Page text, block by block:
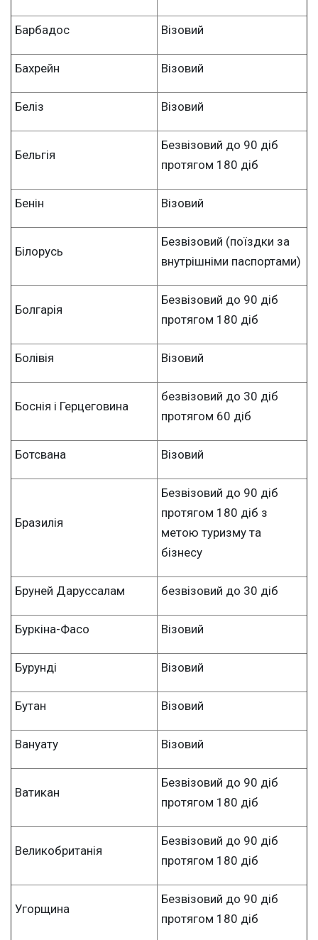
Барбадос Візовий
Бахрейн Візовий
Беліз Візовий
Бельгія
Безвізовий до 90 діб
протягом 180 діб
Бенін Візовий
Білорусь
Безвізовий (поїздки за
внутрішніми паспортами)
Болгарія
Безвізовий до 90 діб
протягом 180 діб
Болівія Візовий
Боснія і Герцеговина
безвізовий до 30 діб
протягом 60 діб
Ботсвана Візовий
Бразилія
Безвізовий до 90 діб
протягом 180 діб з
метою туризму та
бізнесу
Бруней Даруссалам безвізовий до 30 діб
Буркіна-Фасо Візовий
Бурунді Візовий
Бутан Візовий
Вануату Візовий
Ватикан
Безвізовий до 90 діб
протягом 180 діб
Великобританія
Безвізовий до 90 діб
протягом 180 діб
Угорщина
Безвізовий до 90 діб
протягом 180 діб